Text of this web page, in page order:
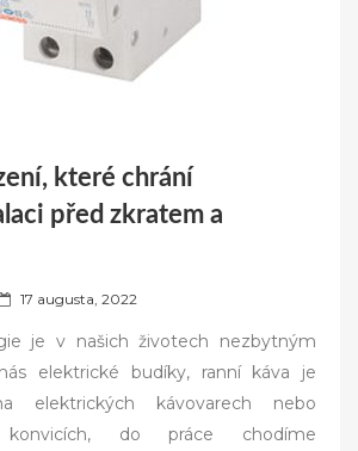
které chrání
před zkratem a
P
t
e
d
17 augusta, 2022
je v našich životech nezbytným
elektrické budíky, ranní káva je
elektrických kávovarech nebo
konvicích, do práce chodíme